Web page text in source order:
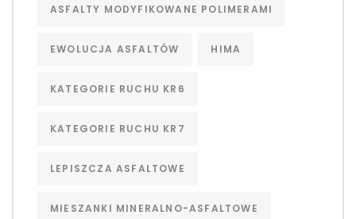
ASFALTY MODYFIKOWANE POLIMERAMI
EWOLUCJA ASFALTÓW HIMA
KATEGORIE RUCHU KR6
KATEGORIE RUCHU KR7
LEPISZCZA ASFALTOWE
MIESZANKI MINERALNO-ASFALTOWE